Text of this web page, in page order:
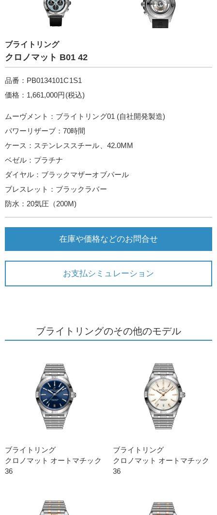
ブライトリング
クロノマット B01 42
品番：PB0134101C1S1
価格：1,661,000円(税込)
ムーヴメント：ブライトリング01 (自社開発製造)
パワーリザーブ：70時間
ケース：ステンレススチール、42.0MM
ベゼル：プラチナ
ダイヤル：ブラックマザーオブパール
ブレスレット：ブラックラバー
防水：20気圧（200M)
在庫や価格などのお問合せ
お支払シミュレーション
ブライトリングのその他のモデル
ブライトリング
クロノマット オートマチック
36
ブライトリング
クロノマット オートマチック
36